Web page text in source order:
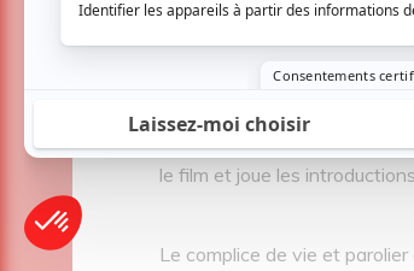
On retrouve au casting
Kingsmanaux côtés de
performances d’acteurs. Si
Rocketman !
ce qu'est d’interpréter un
le film et joue les
Le complice de vie et parolier